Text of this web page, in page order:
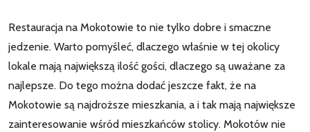
Restauracja na Mokotowie to nie tylko dobre i smaczne
jedzenie. Warto pomyśleć, dlaczego właśnie w tej okolicy
lokale mają największą ilość gości, dlaczego są uważane za
najlepsze. Do tego można dodać jeszcze fakt, że na
Mokotowie są najdroższe mieszkania, a i tak mają największe
zainteresowanie wśród mieszkańców stolicy. Mokotów nie